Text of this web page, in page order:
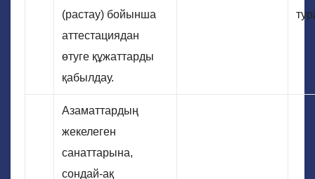
(растау) бойынша
аттестациядан
өтуге құжаттарды
қабылдау.
Азаматтардың
жекелеген
санаттарына,
сондай-ақ